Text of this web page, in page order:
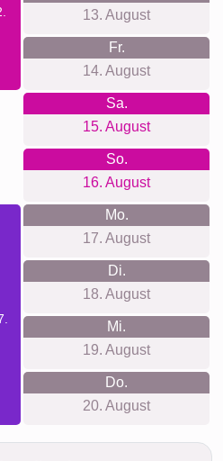
13. August
Fr.
14. August
Sa.
15. August
So.
16. August
Mo.
17. August
Di.
18. August
Mi.
19. August
Do.
20. August